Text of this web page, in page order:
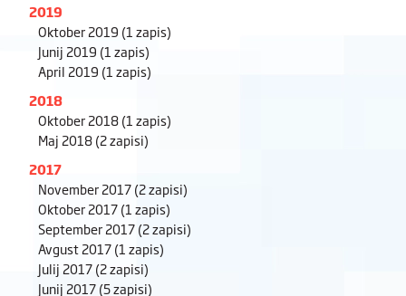
2019
Oktober 2019 (1 zapis)
Junij 2019 (1 zapis)
April 2019 (1 zapis)
2018
Oktober 2018(1 zapis)
Maj 2018(2 zapisi)
2017
November 2017(2 zapisi)
Oktober 2017(1 zapis)
September 2017(2 zapisi)
Avgust 2017(1 zapis)
Julij 2017(2 zapisi)
Junij 2017(5 zapisi)